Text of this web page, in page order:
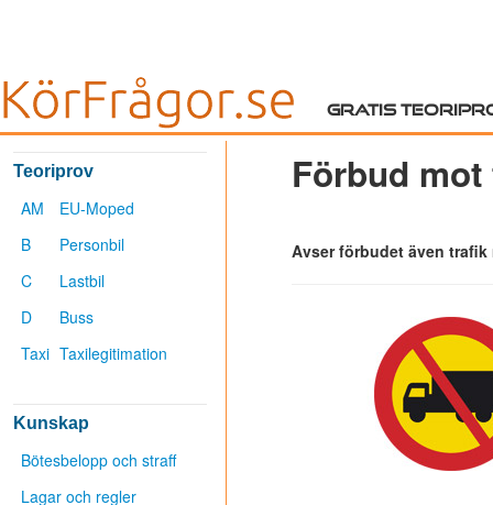
Gratis
Teoriprov
AM
EU-Moped
B
Personbil
C
Lastbil
D
Buss
Taxi Taxilegitimation
Kunskap
Bötesbelopp och straff
Lagar och regler
Förbud
Avser förbudet även